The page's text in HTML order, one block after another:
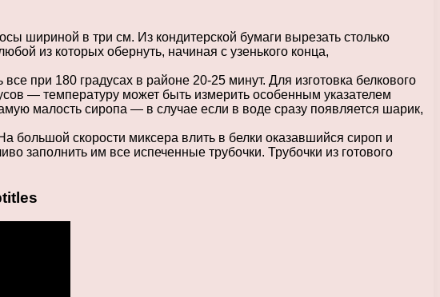
шириной в три см. Из кондитерской бумаги вырезать столько
из которых обернуть, начиная с узенького конца,
при 180 градусах в районе 20-25 минут. Для изготовка белкового
— температуру может быть измерить особенным указателем
малость сиропа — в случае если в воде сразу появляется шарик,
большой скорости миксера влить в белки оказавшийся сироп и
заполнить им все испеченные трубочки. Трубочки из готового